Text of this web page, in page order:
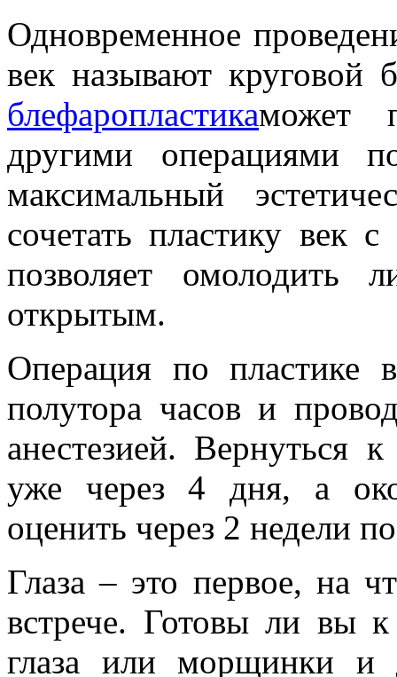
Одновременное
век называют круговой
блефаропластикаможет
другими операциями
максимальный
сочетать пластику век
позволяет омолодить
открытым.
Операция по пластике
полутора часов и
анестезией.
уже через 4 дня, а
оценить через 2 недели
Глаза – это первое, на
встрече. Готовы ли вы к
глаза или морщинки и